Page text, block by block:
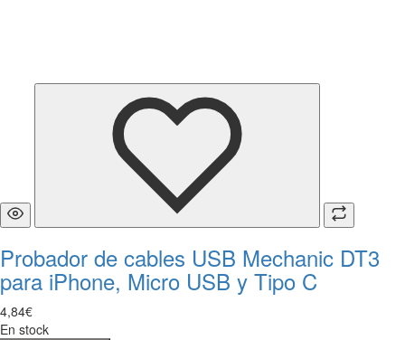
Probador de cables USB Mechanic DT3
para iPhone, Micro USB y Tipo C
4,84€
En stock